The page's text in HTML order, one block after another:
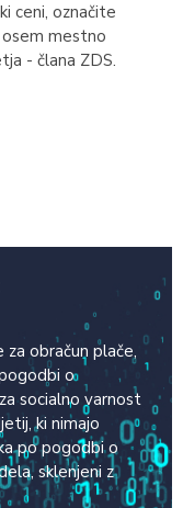
ceni, označite
mestno
- člana ZDS.
za obračun plače,
o
socialno varnost
ki nimajo
po pogodbi o
sklenjeni z